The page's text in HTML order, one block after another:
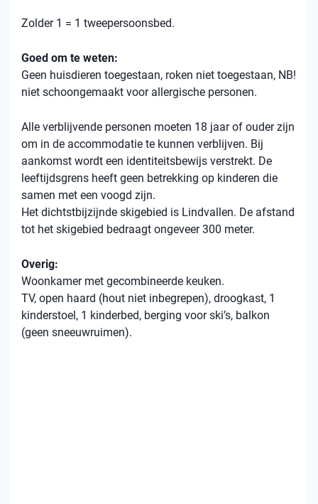
Zolder 1 = 1 tweepersoonsbed.
Goed om te weten:
Geen huisdieren toegestaan, roken niet toegestaan, NB!
niet schoongemaakt voor allergische personen.
Alle verblijvende personen moeten 18 jaar of ouder zijn
om in de accommodatie te kunnen verblijven. Bij
aankomst wordt een identiteitsbewijs verstrekt. De
leeftijdsgrens heeft geen betrekking op kinderen die
samen met een voogd zijn.
Het dichtstbijzijnde skigebied is Lindvallen. De afstand
tot het skigebied bedraagt ​​ongeveer 300 meter.
Overig:
Woonkamer met gecombineerde keuken.
TV, open haard (hout niet inbegrepen), droogkast, 1
kinderstoel, 1 kinderbed, berging voor ski’s, balkon
(geen sneeuwruimen).